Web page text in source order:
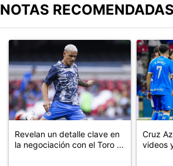
NOTAS RECOMENDADAS
Un artículo de tendencia con el título
Revelan un detalle clave en
la negociación con el Toro ...
Un
Cruz
videos